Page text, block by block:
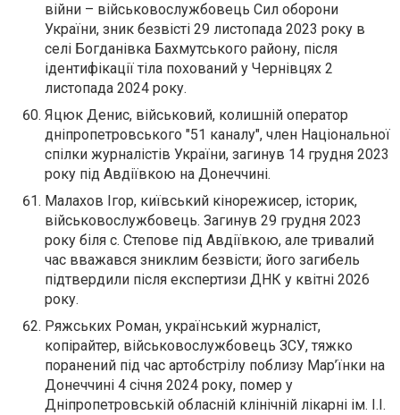
війни – військовослужбовець Сил оборони
України, зник безвісті 29 листопада 2023 року в
селі Богданівка Бахмутського району, після
ідентифікації тіла похований у Чернівцях 2
листопада 2024 року.
Яцюк Денис, військовий, колишній оператор
дніпропетровського "51 каналу", член Національної
спілки журналістів України, загинув 14 грудня 2023
року під Авдіївкою на Донеччині.
Малахов Ігор, київський кінорежисер, історик,
військовослужбовець. Загинув 29 грудня 2023
року біля с. Степове під Авдіївкою, але тривалий
час вважався зниклим безвісти; його загибель
підтвердили після експертизи ДНК у квітні 2026
року.
Ряжських Роман, український журналіст,
копірайтер, військовослужбовець ЗСУ, тяжко
поранений під час артобстрілу поблизу Мар’їнки на
Донеччині 4 січня 2024 року, помер у
Дніпропетровській обласній клінічній лікарні ім. І.І.